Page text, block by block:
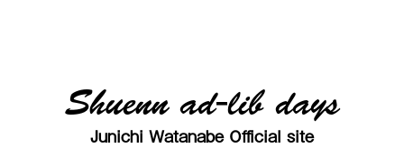
Shuenn ad-lib days
Junichi Watanabe Official site